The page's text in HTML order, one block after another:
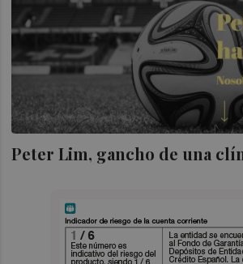
Peter Lim, gancho de una